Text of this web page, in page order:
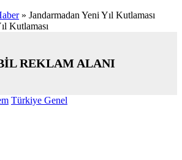
» Jandarmadan Yeni Yıl Kutlaması
REKLAM ALANI
Türkiye Genel